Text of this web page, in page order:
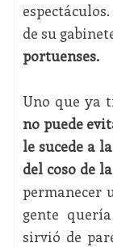
de su
portuenses.
Uno que ya
no puede
le sucede a
del coso de
permanecer
gente
sirvió de